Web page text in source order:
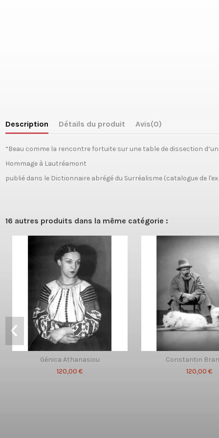
Description Détails du produit Avis(0)
“Beau comme la rencontre fortuite sur une table de dissection
Hommage à Lautréamont
publié dans le Dictionnaire abrégé du Surréalisme (catalogue de
16 autres produits dans la même catégorie :
Génica Athanasiou
120,00 €
Constantin
120,00 €